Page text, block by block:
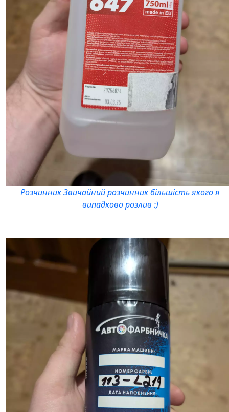
Розчинник Звичайний розчинник більшість якого я
випадково розлив :)